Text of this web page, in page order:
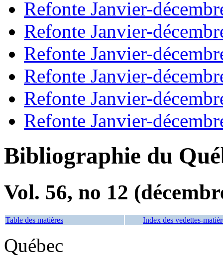
Refonte Janvier-
Refonte Janvier-
Refonte Janvier-
Refonte Janvier-
Refonte Janvier-
Refonte Janvier-
Bibliographie du
Vol. 56, no 12
Table des matières Index des vedettes-
Québec